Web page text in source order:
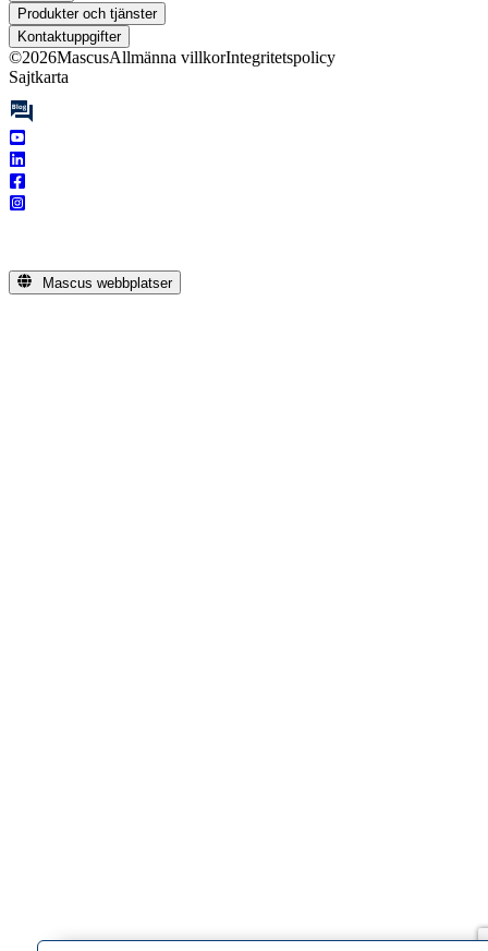
Produkter och tjänster
Kontaktuppgifter
©2026MascusAllmänna villkorIntegritetspolicy
Sajtkarta
Mascus webbplatser